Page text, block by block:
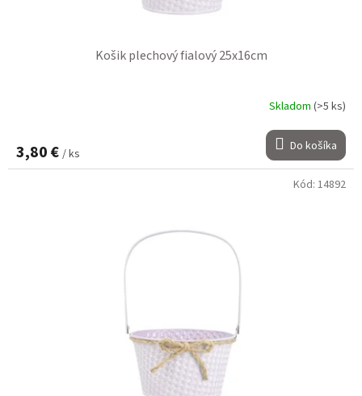
Košik plechový fialový 25x16cm
Skladom (>5 ks)
3,80 € / ks Do košíka
Kód: 14892